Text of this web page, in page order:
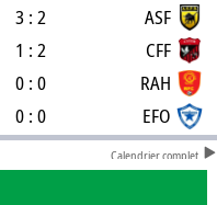
3 : 2 ASF
1 : 2 CFF
0 : 0 RAH
0 : 0 EFO
Calendrier complet